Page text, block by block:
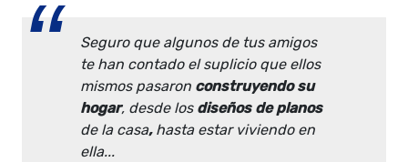
Seguro que algunos de tus amigos
te han contado el suplicio que ellos
mismos pasaron construyendo su
hogar, desde los diseños de planos
de la casa, hasta estar viviendo en
ella...